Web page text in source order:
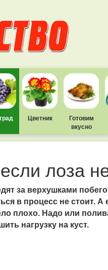
Цветник
Готовим
вкусно
лоза
за верхушками
в процесс не стоит.
плохо. Надо или
нагрузку на куст.